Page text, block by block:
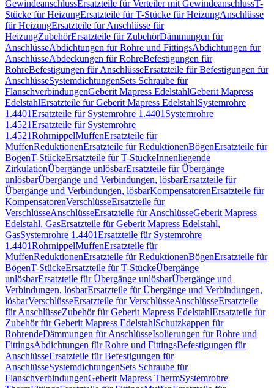
GewindeanschlussErsatzteile für Verteiler mit GewindeanschlussT-
Stücke für HeizungErsatzteile für T-Stücke für HeizungAnschlüsse
für HeizungErsatzteile für Anschlüsse für
HeizungZubehörErsatzteile für ZubehörDämmungen für
AnschlüsseAbdichtungen für Rohre und FittingsAbdichtungen für
AnschlüsseAbdeckungen für RohreBefestigungen für
RohreBefestigungen für AnschlüsseErsatzteile für Befestigungen für
AnschlüsseSystemdichtungenSets Schraube für
FlanschverbindungenGeberit Mapress EdelstahlGeberit Mapress
EdelstahlErsatzteile für Geberit Mapress EdelstahlSystemrohre
1.4401Ersatzteile für Systemrohre 1.4401 Systemrohre
1.4521Ersatzteile für Systemrohre
1.4521RohrnippelMuffenErsatzteile für
MuffenReduktionenErsatzteile für ReduktionenBögenErsatzteile für
BögenT-StückeErsatzteile für T-StückeInnenliegende
ZirkulationÜbergänge unlösbarErsatzteile für Übergänge
unlösbarÜbergänge und Verbindungen, lösbarErsatzteile für
Übergänge und Verbindungen, lösbarKompensatorenErsatzteile für
KompensatorenVerschlüsseErsatzteile für
VerschlüsseAnschlüsseErsatzteile für AnschlüsseGeberit Mapress
Edelstahl, GasErsatzteile für Geberit Mapress Edelstahl,
GasSystemrohre 1.4401Ersatzteile für Systemrohre
1.4401RohrnippelMuffenErsatzteile für
MuffenReduktionenErsatzteile für ReduktionenBögenErsatzteile für
BögenT-StückeErsatzteile für T-StückeÜbergänge
unlösbarErsatzteile für Übergänge unlösbarÜbergänge und
Verbindungen, lösbarErsatzteile für Übergänge und Verbindungen,
lösbarVerschlüsseErsatzteile für VerschlüsseAnschlüsseErsatzteile
für AnschlüsseZubehör für Geberit Mapress EdelstahlErsatzteile für
Zubehör für Geberit Mapress EdelstahlSchutzkappen für
RohrendeDämmungen für AnschlüsseIsolierungen für Rohre und
FittingsAbdichtungen für Rohre und FittingsBefestigungen für
AnschlüsseErsatzteile für Befestigungen für
AnschlüsseSystemdichtungenSets Schraube für
FlanschverbindungenGeberit Mapress ThermSystemrohre